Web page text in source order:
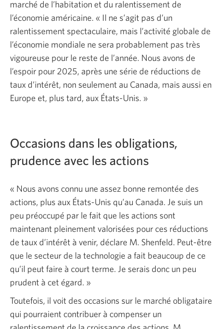
marché de l’habitation et du ralentissement de
l’économie américaine. « Il ne s’agit pas d’un
ralentissement spectaculaire, mais l’activité globale de
l’économie mondiale ne sera probablement pas très
vigoureuse pour le reste de l’année. Nous avons de
l’espoir pour 2025, après une série de réductions de
taux d’intérêt, non seulement au Canada, mais aussi en
Europe et, plus tard, aux États-Unis. »
Occasions dans les obligations,
prudence avec les actions
« Nous avons connu une assez bonne remontée des
actions, plus aux États-Unis qu’au Canada. Je suis un
peu préoccupé par le fait que les actions sont
maintenant pleinement valorisées pour ces réductions
de taux d’intérêt à venir, déclare M. Shenfeld. Peut-être
que le secteur de la technologie a fait beaucoup de ce
qu’il peut faire à court terme. Je serais donc un peu
prudent à cet égard. »
Toutefois, il voit des occasions sur le marché obligataire
qui pourraient contribuer à compenser un